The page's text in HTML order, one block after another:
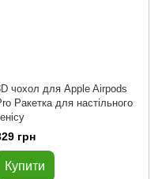
чохол для Apple Airpods
Ракетка для настільного
грн
Купити